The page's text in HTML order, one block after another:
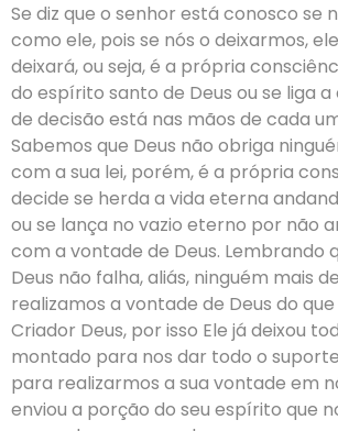
Se diz que o senhor está conosco se
como ele, pois se nós o deixarmos,
deixará, ou seja, é a própria
do espírito santo de Deus ou se liga a
de decisão está nas mãos de cada
Sabemos que Deus não obriga
com a sua lei, porém, é a própria
decide se herda a vida eterna
ou se lança no vazio eterno por não
com a vontade de Deus. Lembrando
Deus não falha, aliás, ninguém mais
realizamos a vontade de Deus do
Criador Deus, por isso Ele já deixou
montado para nos dar todo o
para realizarmos a sua vontade em
enviou a porção do seu espírito que